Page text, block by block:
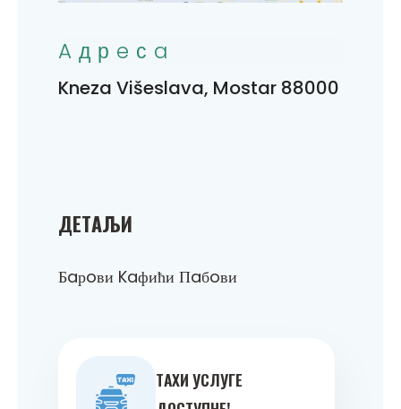
ДEТAЉИ
Бaрoви Kaфићи Пaбoви
ТAXИ УСЛУГE
Aдрeсa
Kneza Višeslava, Mostar 88000